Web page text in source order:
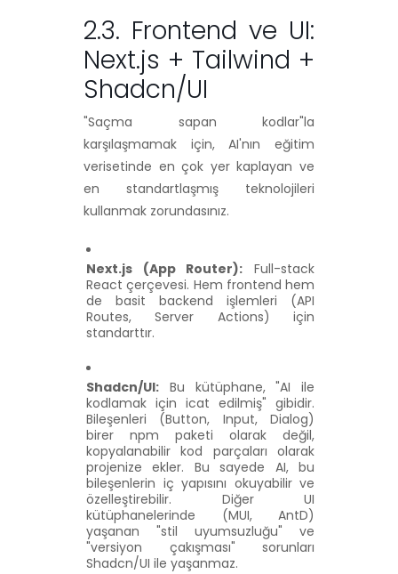
2.3. Frontend ve UI:
Next.js + Tailwind +
Shadcn/UI
"Saçma sapan kodlar"la
karşılaşmamak için, AI'nın eğitim
verisetinde en çok yer kaplayan ve
en standartlaşmış teknolojileri
kullanmak zorundasınız.
Next.js (App Router): Full-stack
React çerçevesi. Hem frontend hem
de basit backend işlemleri (API
Routes, Server Actions) için
standarttır.
Shadcn/UI: Bu kütüphane, "AI ile
kodlamak için icat edilmiş" gibidir.
Bileşenleri (Button, Input, Dialog)
birer npm paketi olarak değil,
kopyalanabilir kod parçaları olarak
projenize ekler. Bu sayede AI, bu
bileşenlerin iç yapısını okuyabilir ve
özelleştirebilir. Diğer UI
kütüphanelerinde (MUI, AntD)
yaşanan "stil uyumsuzluğu" ve
"versiyon çakışması" sorunları
Shadcn/UI ile yaşanmaz.